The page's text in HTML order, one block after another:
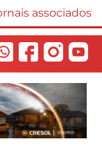
associados